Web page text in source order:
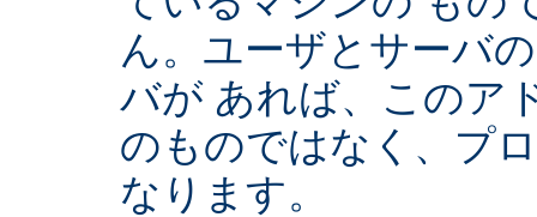
ん。ユーザとサーバ
バが あれば、このア
のものではなく、プ
なります。